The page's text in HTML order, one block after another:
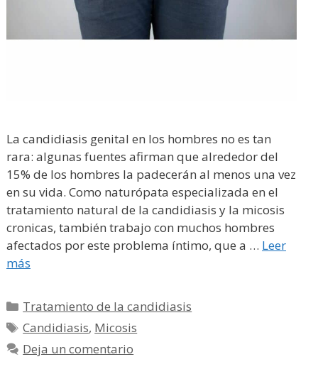
La candidiasis genital en los hombres no es tan
rara: algunas fuentes afirman que alrededor del
15% de los hombres la padecerán al menos una vez
en su vida. Como naturópata especializada en el
tratamiento natural de la candidiasis y la micosis
cronicas, también trabajo con muchos hombres
afectados por este problema íntimo, que a … Leer
más
Categorías
Tratamiento de la candidiasis
Etiquetas
Candidiasis, Micosis
Deja un comentario